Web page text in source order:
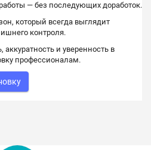
— без последующих доработок.
который всегда выглядит
контроля.
и уверенность в
профессионалам.